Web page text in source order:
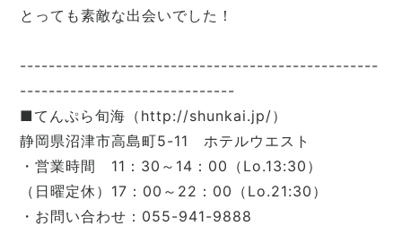
とっても素敵な出会いでした！
--------------------------------------------------
------------------------------
■てんぷら旬海（http://shunkai.jp/）
静岡県沼津市高島町5-11 ホテルウエスト
・営業時間 11：30～14：00（Lo.13:30）
（日曜定休）17：00～22：00（Lo.21:30）
・お問い合わせ：055-941-9888